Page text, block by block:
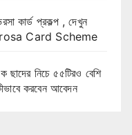
কার্ড প্রকল্প , দেখুন
Card Scheme
নিচে ৫৫টিরও বেশি
করবেন আবেদন